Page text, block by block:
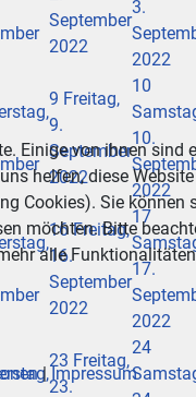
September
2022
3.
2022
9 Freitag,
9.
September
2022
10
10.
2022
16 Freitag,
16.
September
2022
17
17.
2022
23 Freitag,
23.
24
Einige von ihnen sind
helfen, diese
Cookies). Sie können
möchten. Bitte
alle
|Impressum